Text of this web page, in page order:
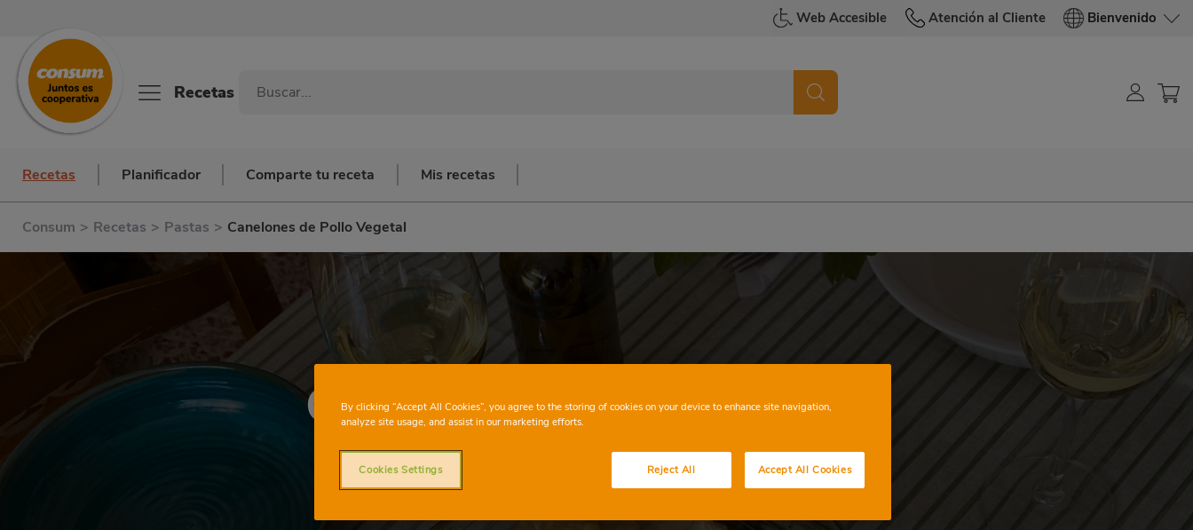
Web Accesible Atención al Cliente Bienvenido
Recetas
Recetas Planificador Comparte tu receta Mis recetas
Consum > Recetas > Pastas > Canelones de Pollo Vegetal
Canelones de pollo vegetal
By clicking “Accept All Cookies”, you agree to the storing of cookies on your device to enhance site navigation,
analyze site usage, and assist in our marketing efforts.
Reject All Accept All Cookies
Cookies Settings